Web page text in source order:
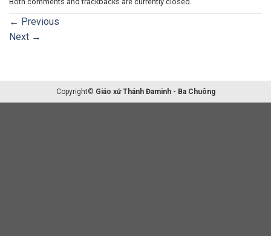
← Previous
Next →
Copyright© Giáo xứ Thánh Đaminh - Ba Chuông